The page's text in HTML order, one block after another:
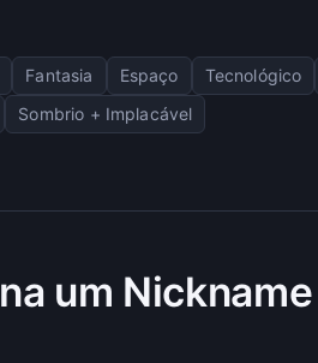
Fantasia Espaço Tecnológico
Sombrio + Implacável
um